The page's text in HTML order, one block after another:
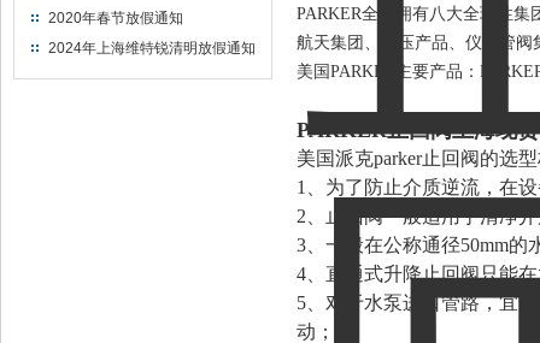
2020年春节放假通知
2024年上海维特锐清明放假通知
PARKER全球拥有八大全球性
航天集团、液压产品、仪表管
美国PARKER主要产品：
PARKER止回阀上海现货
美国派克parker止回阀的选
1、为了防止介质逆流，在
2、止回阀一般适用于清净
3、一般在公称通径50mm
4、直通式升降止回阀只能
5、对于水泵进口管路，宜
动；